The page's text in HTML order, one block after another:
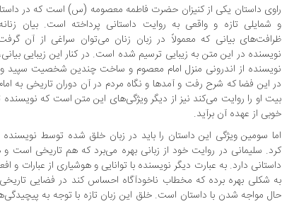
راوی داستان یکی از کنیزان حضرت فاطمه معصومه (س) است که در
و شمایلی تازه و واقعی به روایت داستانی پرداخته است. بیان
ظرافت‌های بیانی که معمولاً در زبان زنان می‌توان سراغی از آن
نویسنده در این متن به زیبایی ترسیم شده است. در کنار این زیبایی
نویسنده از اندرونی منزل امام معصوم و ساخت چندین شخصیت سپید
در این فضا که شرح رفت و آمدها و نگاه مردم در آن دوران تاریخی به
بیت او را روایت می‌کند نیز از دیگر ویژگی‌های این متن است که نویسنده
خوبی از عهده آن برآید.
اما سومین ویژگی این داستان را باید در زبان خلق شده توسط
کرد. سلیمانی در روایت خود از زبانی بهره می‌برد که هم تاریخی
داستانی دارد. به عبارت دیگر نویسنده با توانایی و هوشیاری از عبارات و
به شکلی بهره برده که مخطاب ناخودآگاه احساس کند در فضایی
حال مواجه شدن با داستان است. خلق این زبان تازه با توجه به